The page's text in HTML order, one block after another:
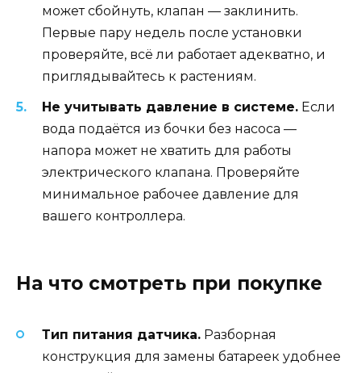
может сбойнуть, клапан — заклинить.
Первые пару недель после установки
проверяйте, всё ли работает адекватно, и
приглядывайтесь к растениям.
Не учитывать давление в системе. Если
вода подаётся из бочки без насоса —
напора может не хватить для работы
электрического клапана. Проверяйте
минимальное рабочее давление для
вашего контроллера.
На что смотреть при покупке
Тип питания датчика. Разборная
конструкция для замены батареек удобнее